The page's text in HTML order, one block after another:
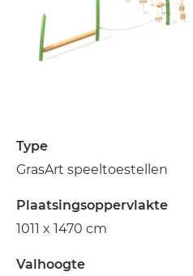
Type
GrasArt speeltoestellen
Plaatsingsoppervlakte
1011 x 1470 cm
Valhoogte